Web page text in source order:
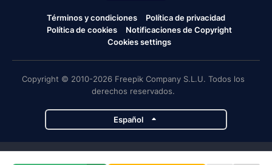
Términos y condiciones
Política de privacidad
Política de cookies
Notificaciones de Copyright
Cookies settings
Copyright © 2010-2026 Freepik Company S.L.U. Todos los
derechos reservados.
Español